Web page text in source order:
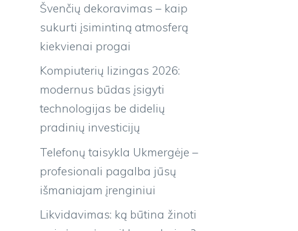
Švenčių dekoravimas – kaip
sukurti įsimintiną atmosferą
kiekvienai progai
Kompiuterių lizingas 2026:
modernus būdas įsigyti
technologijas be didelių
pradinių investicijų
Telefonų taisykla Ukmergėje –
profesionali pagalba jūsų
išmaniajam įrenginiui
Likvidavimas: ką būtina žinoti